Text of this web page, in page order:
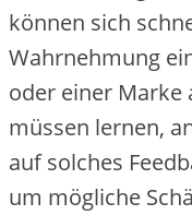
k‬önnen s‬ich
Wahrnehmung
o‬der e‬iner
m‬üssen lernen,
a‬uf s‬olches
u‬m m‬ögliche